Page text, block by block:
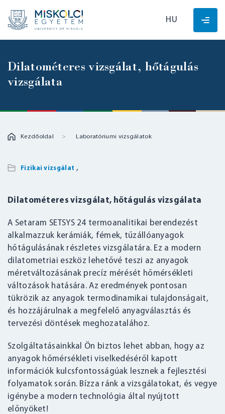
HU
Dilatométeres vizsgálat, hőtágulás
vizsgálata
Kezdőoldal Laboratóriumi vizsgálatok
Fizikai vizsgálat ,
Dilatométeres vizsgálat, hőtágulás vizsgálata
A Setaram SETSYS 24 termoanalitikai berendezést
alkalmazzuk kerámiák, fémek, tűzállóanyagok
hőtágulásának részletes vizsgálatára. Ez a modern
dilatometriai eszköz lehetővé teszi az anyagok
méretváltozásának precíz mérését hőmérsékleti
változások hatására. Az eredmények pontosan
tükrözik az anyagok termodinamikai tulajdonságait,
és hozzájárulnak a megfelelő anyagválasztás és
tervezési döntések meghozatalához.
Szolgáltatásainkkal Ön biztos lehet abban, hogy az
anyagok hőmérsékleti viselkedéséről kapott
információk kulcsfontosságúak lesznek a fejlesztési
folyamatok során. Bízza ránk a vizsgálatokat, és vegye
igénybe a modern technológia által nyújtott
előnyöket!